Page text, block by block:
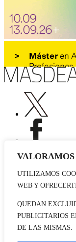
UTILIZAMOS
WEB Y
QUEDAN
PUBLICITARIOS
DE LAS MISMAS.
Publicidad
Contacto
© 2026 masdearte.